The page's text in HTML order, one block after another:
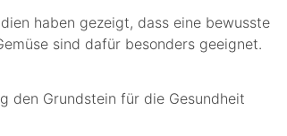
haben gezeigt, dass eine bewusste
sind dafür besonders geeignet.
den Grundstein für die Gesundheit